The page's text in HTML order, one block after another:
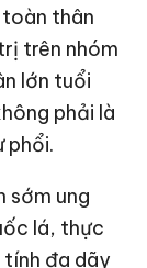
thân
trên nhóm
lớn tuổi
phải là
phổi.
sớm ung
lá, thực
đa dãy